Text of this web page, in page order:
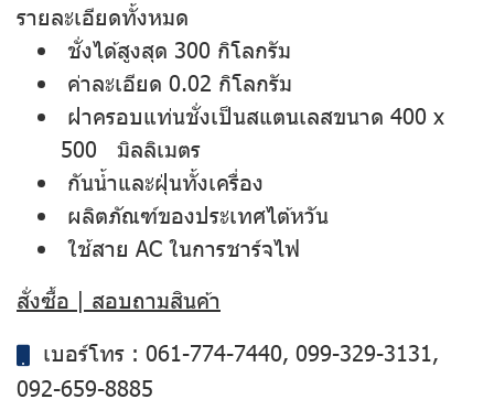
รายละเอียดทั้งหมด
ชั่งได้สูงสุด 300 กิโลกรัม
ค่าละเอียด 0.02 กิโลกรัม
ฝาครอบแท่นชั่งเป็นสแตนเลสขนาด 400 x
500 มิลลิเมตร
กันน้ำและฝุ่นทั้งเครื่อง
ผลิตภัณฑ์ของประเทศไต้หวัน
ใช้สาย AC ในการชาร์จไฟ
สั่งซื้อ | สอบถามสินค้า
เบอร์โทร : 061-774-7440, 099-329-3131 ,
092-659-8885